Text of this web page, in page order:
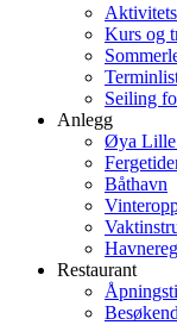
Kurs og
Seiling
Anlegg
Øya Lille
Båthavn
Restaurant